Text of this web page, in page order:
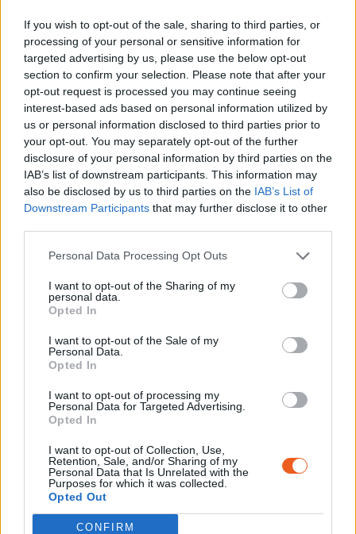
If you wish to opt-out of the sale, sharing to third parties, or
processing of your personal or sensitive information for
targeted advertising by us, please use the below opt-out
section to confirm your selection. Please note that after your
opt-out request is processed you may continue seeing
interest-based ads based on personal information utilized by
us or personal information disclosed to third parties prior to
your opt-out. You may separately opt-out of the further
disclosure of your personal information by third parties on the
IAB’s list of downstream participants. This information may
also be disclosed by us to third parties on the IAB’s List of
Downstream Participants that may further disclose it to other
Personal Data Processing Opt Outs
I want to opt-out of the Sharing of my
personal data.
Opted In
I want to opt-out of the Sale of my
Personal Data.
Opted In
I want to opt-out of processing my
Personal Data for Targeted Advertising.
Opted In
I want to opt-out of Collection, Use,
Retention, Sale, and/or Sharing of my
Personal Data that Is Unrelated with the
Purposes for which it was collected.
Opted Out
CONFIRM
Rivesaltes.
Voir la ressource
Voir la ressource
suivante
BUTLLETÍINFORMATIU
Per estar sempre informat de les notícies del
Memorial i rebre cada mes la programació.
SUBSCRIU-TE AL BUTLLETÍ
RECURSOS
Testimonis, elements de l'exposició permanent,